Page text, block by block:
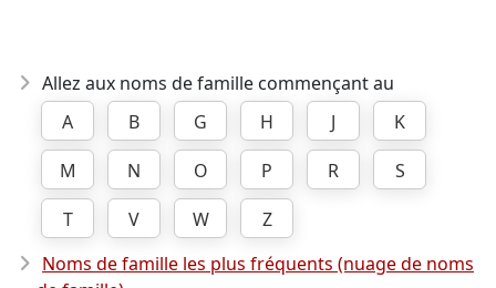
Allez aux noms de famille commençant au
A
B G H J
K
M
N O P R
S
T
V W
Z
Noms de famille les plus fréquents (nuage de noms